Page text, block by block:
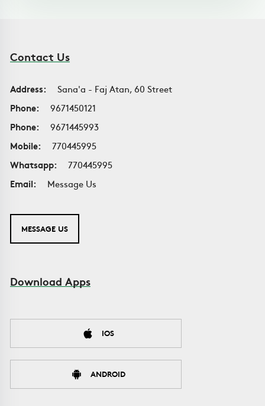
Contact Us
Address:
Sana'a - Faj Atan, 60 Street
Phone:
9671450121
Phone:
9671445993
Mobile:
770445995
Whatsapp:
770445995
Email:
Message Us
MESSAGE US
Download Apps
IOS
ANDROID